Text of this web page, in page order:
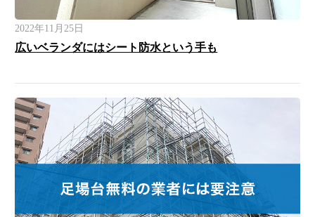
2022年11月25日
広いベランダにはシート防水という手も